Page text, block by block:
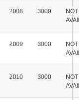
2008 3000
NOT
2009 3000
NOT
2010 3000
NOT